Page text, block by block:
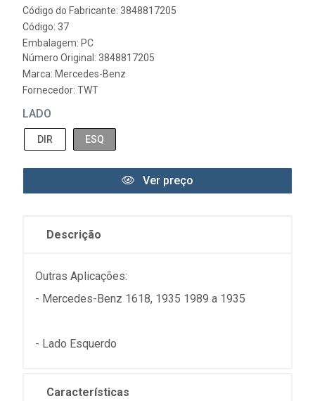
Código do Fabricante: 3848817205
Código: 37
Embalagem: PC
Número Original: 3848817205
Marca: Mercedes-Benz
Fornecedor: TWT
LADO
DIR ESQ
Ver preço
Descrição
Outras Aplicações:
- Mercedes-Benz 1618, 1935 1989 a 1935
- Lado Esquerdo
Características